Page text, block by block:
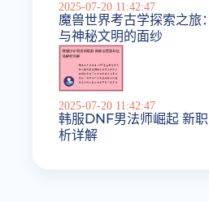
2025-07-20 11:42:47
魔兽世界考古学探索之旅
与神秘文明的面纱
2025-07-20 11:42:47
韩服DNF男法师崛起 新
析详解